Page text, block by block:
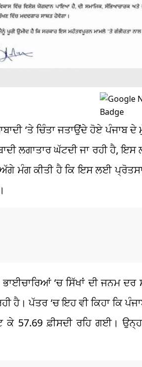
‘ਤੇ ਚਿੰਤਾ ਜਤਾਉਂਦੇ ਹੋਏ ਪੰਜਾਬ
ਲਗਾਤਾਰ ਘੱਟਦੀ ਜਾ ਰਹੀ ਹੈ,
ਮੰਗ ਕੀਤੀ ਹੈ ਕਿ ਇਸ ਲਈ
‘ਚ ਸਿੱਖਾਂ ਦੀ ਜਨਮ
ਹੈ। ਪੱਤਰ ‘ਚ ਇਹ ਵੀ ਕਿਹਾ ਕਿ
ਕੇ 57.69 ਫ਼ੀਸਦੀ ਰਹਿ ਗਈ।